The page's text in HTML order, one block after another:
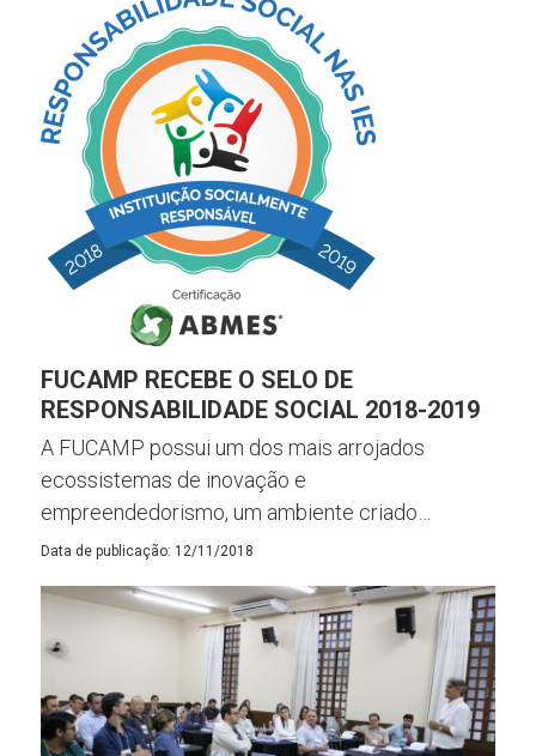
FUCAMP RECEBE O SELO DE
RESPONSABILIDADE SOCIAL 2018-2019
A FUCAMP possui um dos mais arrojados
ecossistemas de inovação e
empreendedorismo, um ambiente criado…
Data de publicação: 12/11/2018